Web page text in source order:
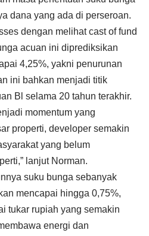
dana yang ada di perseroan.
dengan melihat cast of fund
acuan ini diprediksikan
4,25%, yakni penurunan
ini bahkan menjadi titik
Bl selama 20 tahun terakhir.
momentum yang
properti, developer semakin
yang belum
lanjut Norman.
suku bunga sebanyak
mencapai hingga 0,75%,
tukar rupiah yang semakin
energi dan